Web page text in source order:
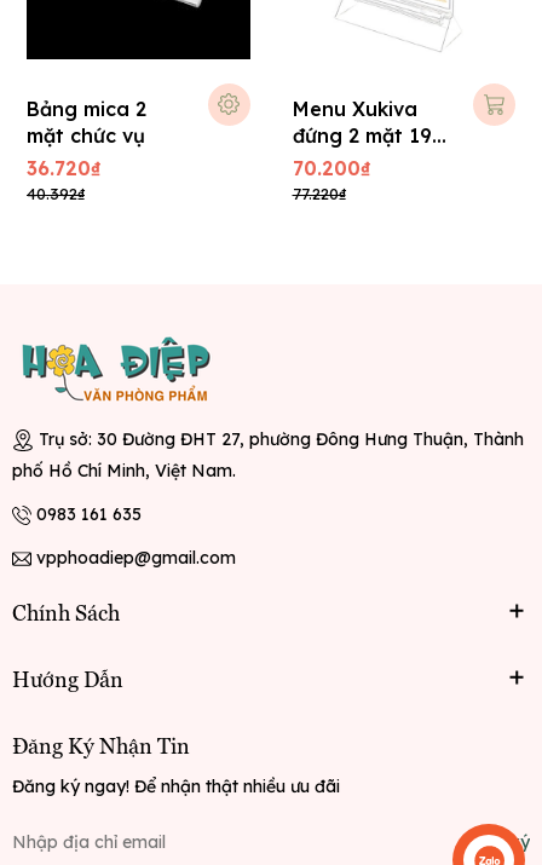
Bảng mica 2
mặt chức vụ
36.720₫
40.392₫
Menu Xukiva
đứng 2 mặt 191
(A4) 21 x 30 cm
70.200₫
77.220₫
Trụ sở: 30 Đường ĐHT 27, phường Đông Hưng Thuận, Thành
phố Hồ Chí Minh, Việt Nam.
0983 161 635
vpphoadiep@gmail.com
Chính Sách
Hướng Dẫn
Đăng Ký Nhận Tin
Đăng ký ngay! Để nhận thật nhiều ưu đãi
Đăng ký